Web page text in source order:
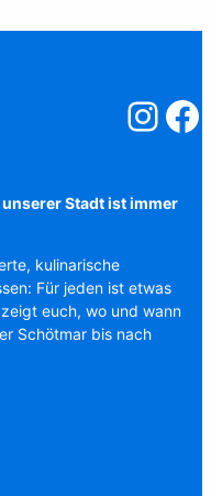
Stadt ist immer
kulinarische
Für jeden ist etwas
euch, wo und wann
Schötmar bis nach